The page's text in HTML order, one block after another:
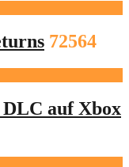
72564
auf Xbox